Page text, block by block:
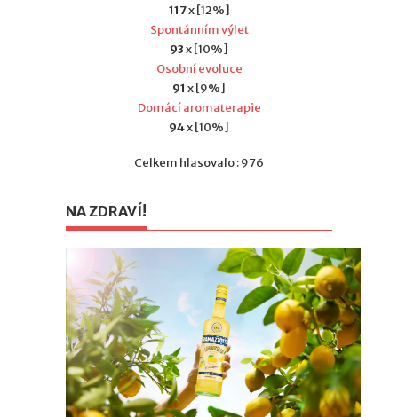
117x [12%]
Spontánním výlet
93x [10%]
Osobní evoluce
91 x [9%]
Domácí aromaterapie
94x [10%]
Celkem hlasovalo : 976
NA ZDRAVÍ!